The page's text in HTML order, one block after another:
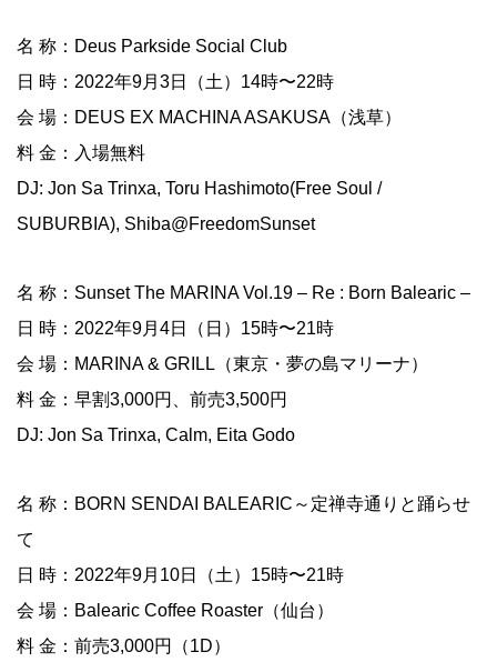
名 称：Deus Parkside Social Club
日 時：2022年9月3日（土）14時〜22時
会 場：DEUS EX MACHINA ASAKUSA（浅草）
料 金：入場無料
DJ: Jon Sa Trinxa, Toru Hashimoto(Free Soul /
SUBURBIA), Shiba@FreedomSunset
名 称：Sunset The MARINA Vol.19 – Re : Born Balearic –
日 時：2022年9月4日（日）15時〜21時
会 場：MARINA & GRILL（東京・夢の島マリーナ）
料 金：早割3,000円、前売3,500円
DJ: Jon Sa Trinxa, Calm, Eita Godo
名 称：BORN SENDAI BALEARIC～定禅寺通りと踊らせ
て
日 時：2022年9月10日（土）15時〜21時
会 場：Balearic Coffee Roaster（仙台）
料 金：前売3,000円（1D）